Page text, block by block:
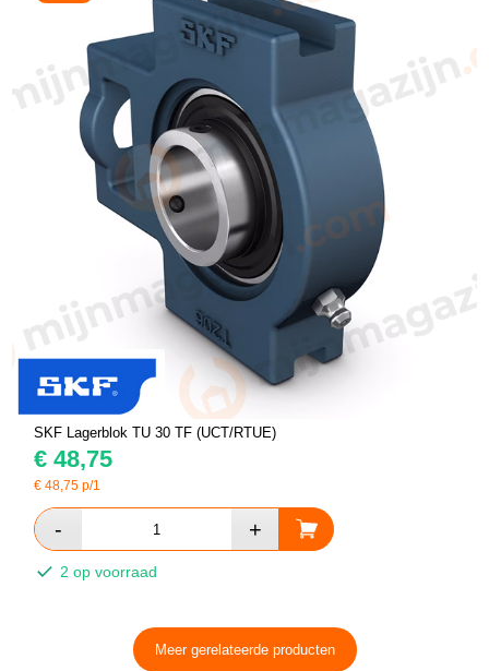
SKF Lagerblok TU 30 TF (UCT/RTUE)
€ 48,75
€48,75 p/1
2 op voorraad
Meer gerelateerde producten